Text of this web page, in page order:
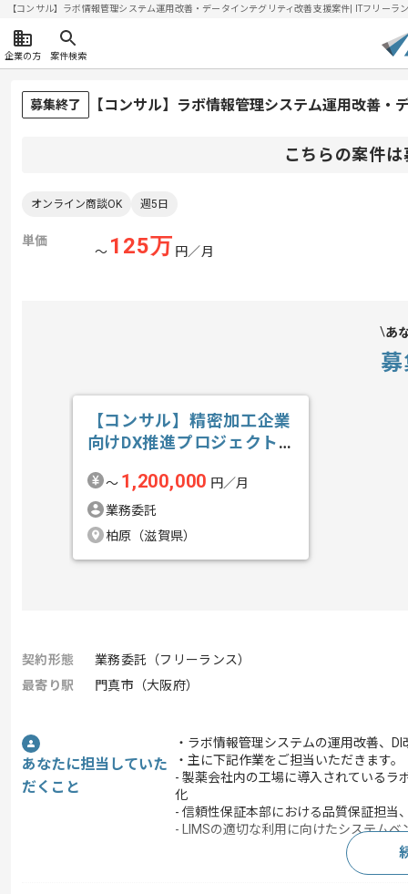
【コンサル】ラボ情報管理システム運用改善・データインテグリティ改善支援案件| ITフリー
企業の方 案件検索
募集終了 【コンサル】ラボ情報管理システム運用改善
こちらの案件
オンライン商談OK 週5日
単価
〜 125万 円／月
あ
【コンサル】精密加工企業
向けDX推進プロジェクト
〜 1,200,000 円／月
業務委託
柏原（滋賀県）
契約形態
業務委託（フリーランス）
最寄り駅
門真市（大阪府）
あなたに担当していた
だくこと
・ラボ情報管理システムの運用改善、
・主に下記作業をご担当いただきます。
- 製薬会社内の工場に導入されているラ
化
- 信頼性保証本部における品質保証担当
- LIMSの適切な利用に向けたシステム